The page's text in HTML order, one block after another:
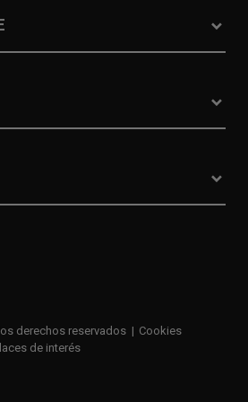
derechos reservados
Cookies
de interés